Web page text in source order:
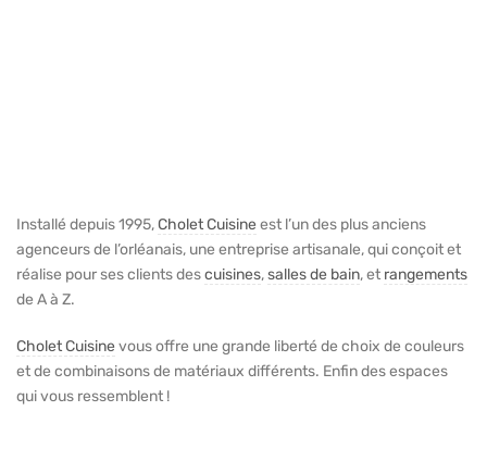
Installé depuis 1995,Cholet Cuisine est l’un des plus anciens
agenceurs de l’orléanais, une entreprise artisanale, qui conçoit et
réalise pour ses clients descuisines,salles de bain, et rangements
de A à Z.
Cholet Cuisine vous offre une grande liberté de choix de couleurs
et de combinaisons de matériaux différents. Enfin des espaces
qui vous ressemblent !